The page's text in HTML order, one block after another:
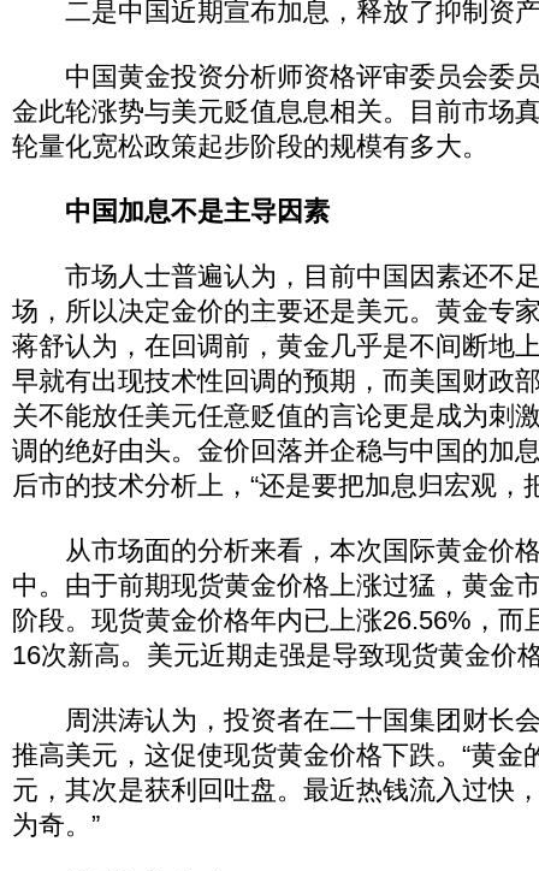
二是中国近期宣布加息，释放了抑制资
中国黄金投资分析师资格评审委员会委
金此轮涨势与美元贬值息息相关。目前市场
轮量化宽松政策起步阶段的规模有多大。
中国加息不是主导因素
市场人士普遍认为，目前中国因素还不
场，所以决定金价的主要还是美元。黄金专
蒋舒认为，在回调前，黄金几乎是不间断地
早就有出现技术性回调的预期，而美国财政
关不能放任美元任意贬值的言论更是成为刺
调的绝好由头。金价回落并企稳与中国的加
后市的技术分析上，“还是要把加息归宏观，
从市场面的分析来看，本次国际黄金价
中。由于前期现货黄金价格上涨过猛，黄金
阶段。现货黄金价格年内已上涨26.56%，而
16次新高。美元近期走强是导致现货黄金价
周洪涛认为，投资者在二十国集团财长
推高美元，这促使现货黄金价格下跌。“黄金
元，其次是获利回吐盘。最近热钱流入过快
为奇。”